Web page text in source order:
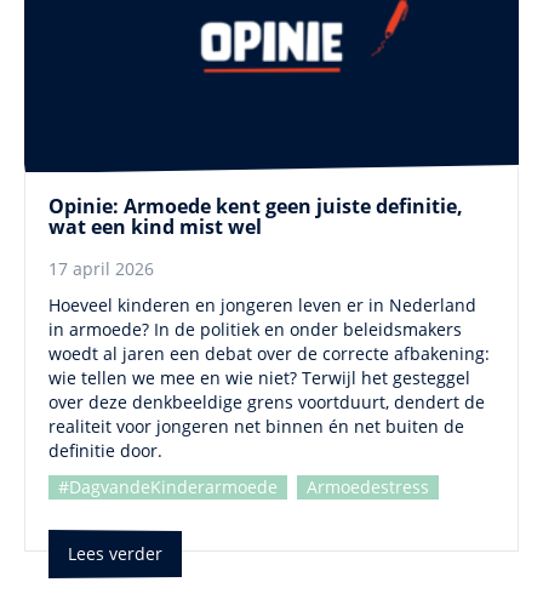
Opinie: Armoede kent geen juiste definitie,
wat een kind mist wel
17 april 2026
Hoeveel kinderen en jongeren leven er in Nederland
in armoede? In de politiek en onder beleidsmakers
woedt al jaren een debat over de correcte afbakening:
wie tellen we mee en wie niet? Terwijl het gesteggel
over deze denkbeeldige grens voortduurt, dendert de
realiteit voor jongeren net binnen én net buiten de
definitie door.
#DagvandeKinderarmoede
Armoedestress
Lees verder